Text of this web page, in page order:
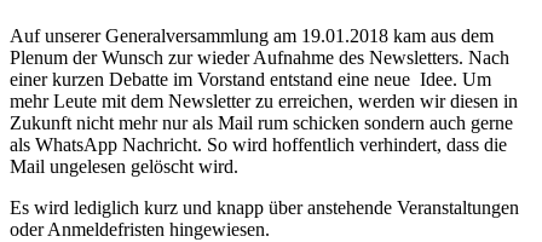
Auf unserer Generalversammlung am 19.01.2018 kam aus dem
Plenum der Wunsch zur wieder Aufnahme des Newsletters. Nach
einer kurzen Debatte im Vorstand entstand eine neue Idee. Um
mehr Leute mit dem Newsletter zu erreichen, werden wir diesen in
Zukunft nicht mehr nur als Mail rum schicken sondern auch gerne
als WhatsApp Nachricht. So wird hoffentlich verhindert, dass die
Mail ungelesen gelöscht wird.
Es wird lediglich kurz und knapp über anstehende Veranstaltungen
oder Anmeldefristen hingewiesen.